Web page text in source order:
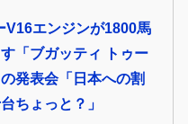
V16エンジンが1800馬
「ブガッティ トゥー
発表会「日本への割
ちょっと？」